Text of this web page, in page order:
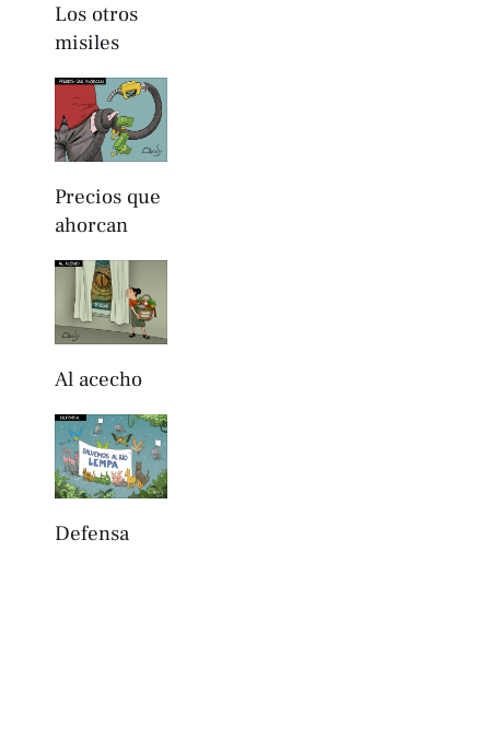
Los otros
misiles
Precios que
ahorcan
Al acecho
Defensa